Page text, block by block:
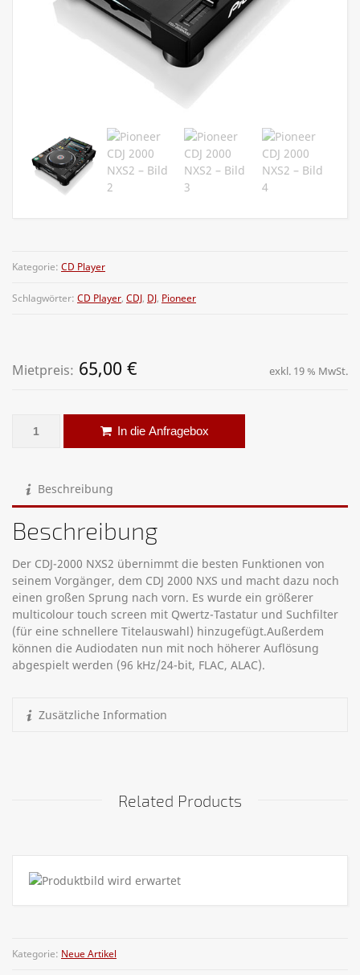
Kategorie: CD Player
Schlagwörter: CD Player, CDJ, DJ, Pioneer
Mietpreis: 65,00 € exkl. 19 % MwSt.
Pioneer CDJ 2000 NXS2 Menge
In die Anfragebox
Beschreibung
Beschreibung
Der CDJ-2000 NXS2 übernimmt die besten Funktionen von
seinem Vorgänger, dem CDJ 2000 NXS und macht dazu noch
einen großen Sprung nach vorn. Es wurde ein größerer
multicolour touch screen mit Qwertz-Tastatur und Suchfilter
(für eine schnellere Titelauswahl) hinzugefügt.Außerdem
können die Audiodaten nun mit noch höherer Auflösung
abgespielt werden (96 kHz/24-bit, FLAC, ALAC).
Zusätzliche Information
Related Products
Kategorie: Neue Artikel